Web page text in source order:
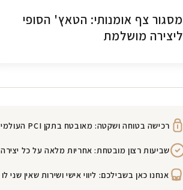
מסגור צף אומנותי: הטאץ' הסופי
ליצירה מושלמת
רכישה בטוחה ושקטה: מאובטח בתקן PCI העולמי
שביעות רצון מובטחת: אחריות מלאה על כל יצירה
אנחנו כאן בשבילכם: ליווי אישי ושירות שאין שני לו